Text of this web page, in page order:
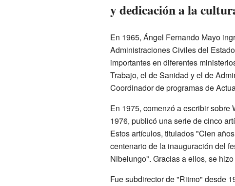
y dedicación a la
En 1965, Ángel Fernando Mayo
Administraciones Civiles del
importantes en diferentes
Trabajo, el de Sanidad y el de
Coordinador de programas de
En 1975, comenzó a escribir sobre
1976, publicó una serie de cinco
Estos artículos, titulados "Cien
centenario de la inauguración del
Nibelungo". Gracias a ellos, se
Fue subdirector de "Ritmo" desde